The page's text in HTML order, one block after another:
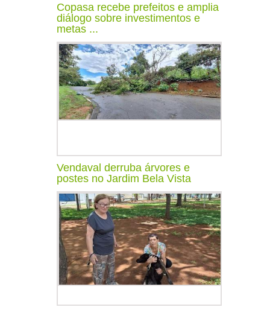
Copasa recebe prefeitos e amplia
diálogo sobre investimentos e
metas ...
Vendaval derruba árvores e
postes no Jardim Bela Vista